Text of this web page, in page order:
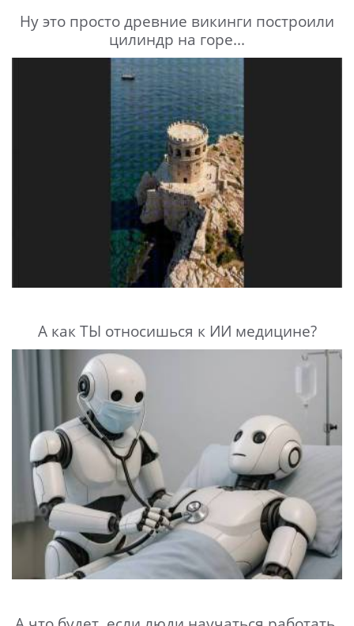
Ну это просто древние викинги построили
цилиндр на горе...
А как ТЫ относишься к ИИ медицине?